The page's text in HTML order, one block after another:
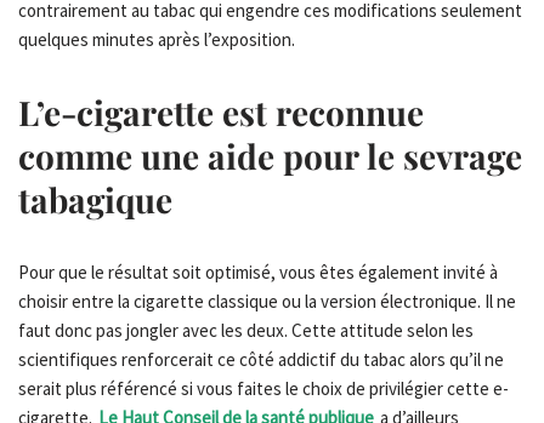
contrairement au tabac qui engendre ces modifications seulement
quelques minutes après l’exposition.
L’e-cigarette est reconnue
comme une aide pour le sevrage
tabagique
Pour que le résultat soit optimisé, vous êtes également invité à
choisir entre la cigarette classique ou la version électronique. Il ne
faut donc pas jongler avec les deux. Cette attitude selon les
scientifiques renforcerait ce côté addictif du tabac alors qu’il ne
serait plus référencé si vous faites le choix de privilégier cette e-
cigarette. Le Haut Conseil de la santé publique a d’ailleurs